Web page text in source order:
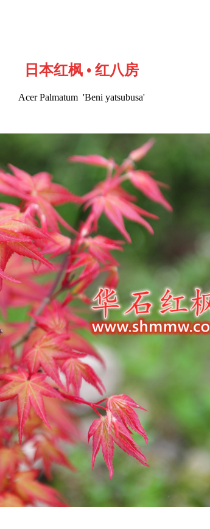
日本红枫 • 红八房
Acer Palmatum 'Beni yatsubusa'